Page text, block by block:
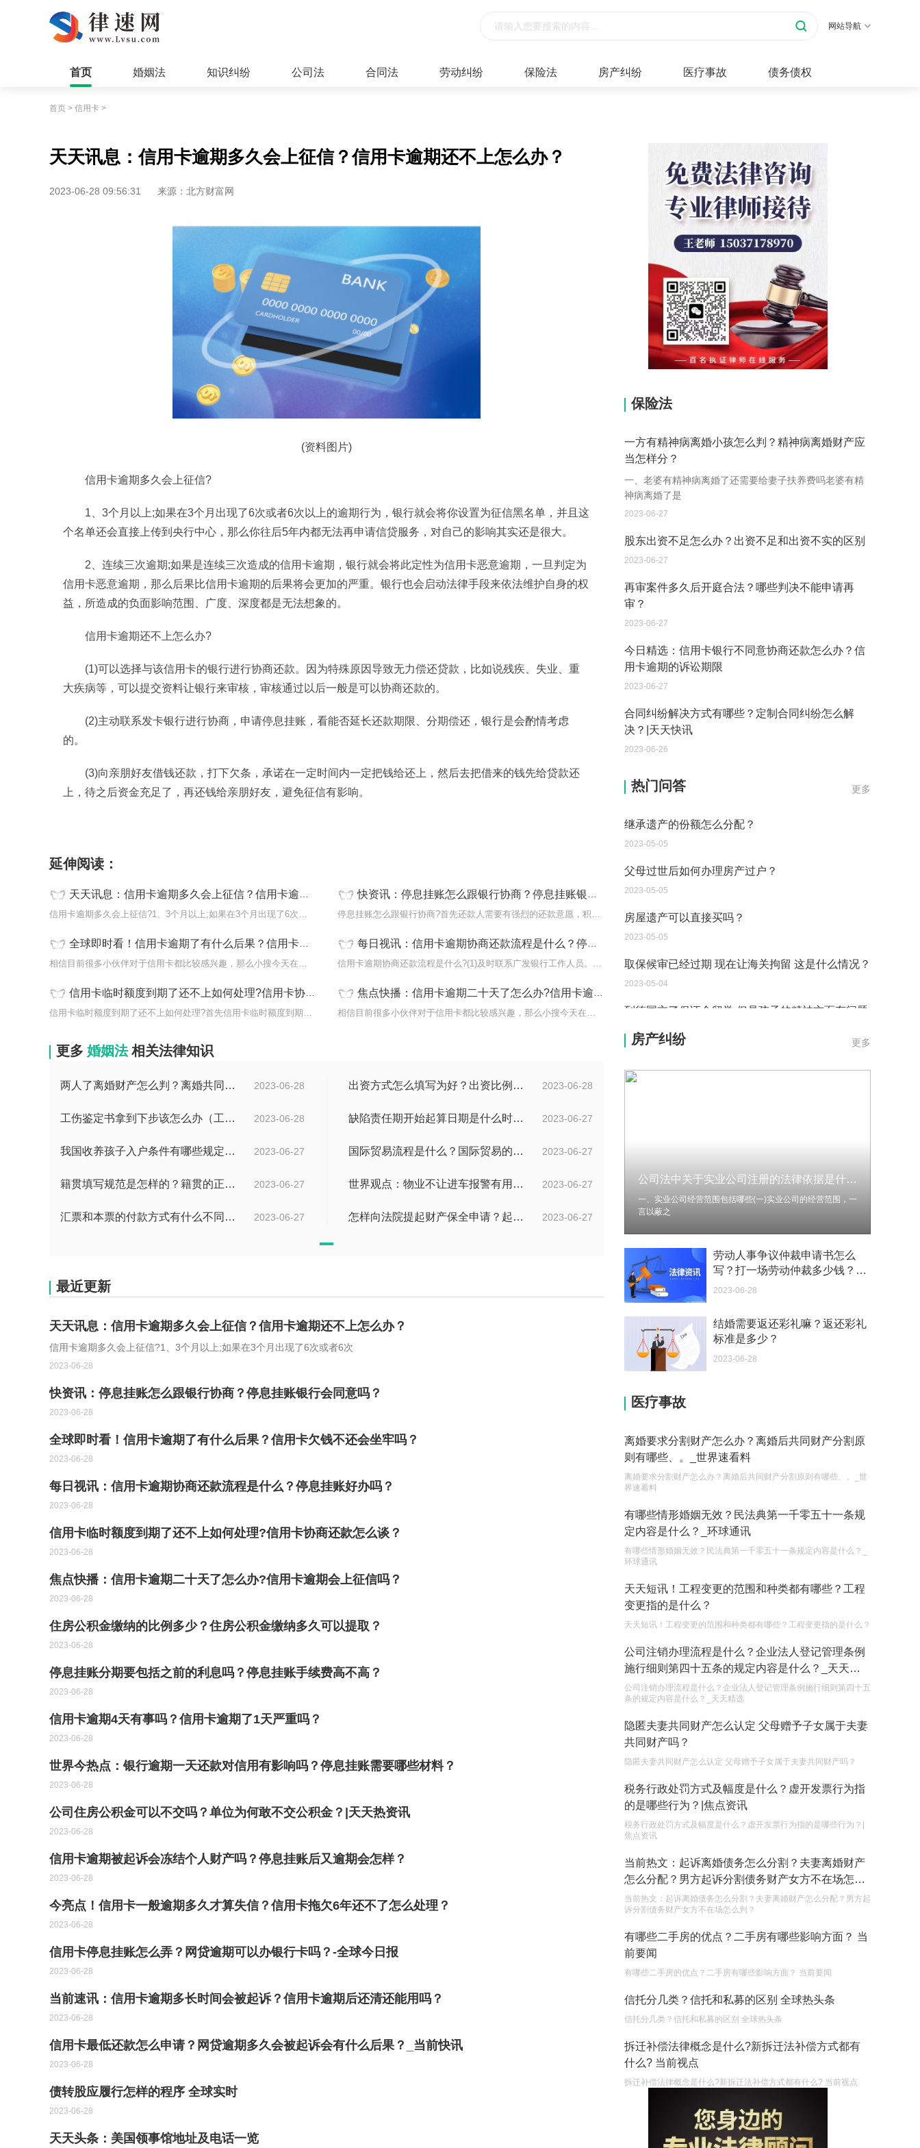
网站导航
首页 婚姻法 知识纠纷 公司法 合同法 劳动纠纷 保险法 房产纠纷 医疗事故 债务债权
首页 > 信用卡 >
天天讯息：信用卡逾期多久会上征信？信用卡逾期还不上怎么办？
2023-06-28 09:56:31 来源：北方财富网
(资料图片)
信用卡逾期多久会上征信?
1、3个月以上;如果在3个月出现了6次或者6次以上的逾期行为，银行就会将你设置为征信黑名单，并且这
个名单还会直接上传到央行中心，那么你往后5年内都无法再申请信贷服务，对自己的影响其实还是很大。
2、连续三次逾期;如果是连续三次造成的信用卡逾期，银行就会将此定性为信用卡恶意逾期，一旦判定为
信用卡恶意逾期，那么后果比信用卡逾期的后果将会更加的严重。银行也会启动法律手段来依法维护自身的权
益，所造成的负面影响范围、广度、深度都是无法想象的。
信用卡逾期还不上怎么办?
(1)可以选择与该信用卡的银行进行协商还款。因为特殊原因导致无力偿还贷款，比如说残疾、失业、重
大疾病等，可以提交资料让银行来审核，审核通过以后一般是可以协商还款的。
(2)主动联系发卡银行进行协商，申请停息挂账，看能否延长还款期限、分期偿还，银行是会酌情考虑
的。
(3)向亲朋好友借钱还款，打下欠条，承诺在一定时间内一定把钱给还上，然后去把借来的钱先给贷款还
上，待之后资金充足了，再还钱给亲朋好友，避免征信有影响。
延伸阅读：
天天讯息：信用卡逾期多久会上征信？信用卡逾期还不上怎么办？
信用卡逾期多久会上征信?1、3个月以上;如果在3个月出现了6次或者6次
快资讯：停息挂账怎么跟银行协商？停息挂账银行会同意吗？
停息挂账怎么跟银行协商?首先还款人需要有强烈的还款意愿，积极主动
全球即时看！信用卡逾期了有什么后果？信用卡欠钱不还会坐牢吗？
相信目前很多小伙伴对于信用卡都比较感兴趣，那么小搜今天在网上也
每日视讯：信用卡逾期协商还款流程是什么？停息挂账好办吗？
信用卡逾期协商还款流程是什么?(1)及时联系广发银行工作人员。持卡
信用卡临时额度到期了还不上如何处理?信用卡协商还款怎么谈？
信用卡临时额度到期了还不上如何处理?首先信用卡临时额度到期了并非
焦点快播：信用卡逾期二十天了怎么办?信用卡逾期会上征信吗？
相信目前很多小伙伴对于信用卡都比较感兴趣，那么小搜今天在网上也
更多 婚姻法 相关法律知识
2023-06-28
两人了离婚财产怎么判？离婚共同财产有哪些？_焦点快报 2023-06-28
出资方式怎么填写为好？出资比例怎么填写？
2023-06-28
工伤鉴定书拿到下步该怎么办（工伤鉴定后要是对伤残等级结论不服怎么办） 2023-06-27
缺陷责任期开始起算日期是什么时候？缺陷责任终止证书签发的必要条件是什么？
2023-06-27
我国收养孩子入户条件有哪些规定？办理收养登记的事实收养情况有几种？ 2023-06-27
国际贸易流程是什么？国际贸易的具体流程的内容都有哪些？
2023-06-27
籍贯填写规范是怎样的？籍贯的正确填写规范是什么？-天天微动态 2023-06-27
世界观点：物业不让进车报警有用吗？小区不让业主进车该怎么投诉？
2023-06-27
汇票和本票的付款方式有什么不同？汇票和本票包含的交易数有什么不同？ 环球今热点 2023-06-27
怎样向法院提起财产保全申请？起诉离婚能申请财产保全吗？_全球快播
最近更新
天天讯息：信用卡逾期多久会上征信？信用卡逾期还不上怎么办？
信用卡逾期多久会上征信?1、3个月以上;如果在3个月出现了6次或者6次
2023-06-28
快资讯：停息挂账怎么跟银行协商？停息挂账银行会同意吗？
2023-06-28
全球即时看！信用卡逾期了有什么后果？信用卡欠钱不还会坐牢吗？
2023-06-28
每日视讯：信用卡逾期协商还款流程是什么？停息挂账好办吗？
2023-06-28
信用卡临时额度到期了还不上如何处理?信用卡协商还款怎么谈？
2023-06-28
焦点快播：信用卡逾期二十天了怎么办?信用卡逾期会上征信吗？
2023-06-28
住房公积金缴纳的比例多少？住房公积金缴纳多久可以提取？
2023-06-28
停息挂账分期要包括之前的利息吗？停息挂账手续费高不高？
2023-06-28
信用卡逾期4天有事吗？信用卡逾期了1天严重吗？
2023-06-28
世界今热点：银行逾期一天还款对信用有影响吗？停息挂账需要哪些材料？
2023-06-28
公司住房公积金可以不交吗？单位为何敢不交公积金？|天天热资讯
2023-06-28
信用卡逾期被起诉会冻结个人财产吗？停息挂账后又逾期会怎样？
2023-06-28
今亮点！信用卡一般逾期多久才算失信？信用卡拖欠6年还不了怎么处理？
2023-06-28
信用卡停息挂账怎么弄？网贷逾期可以办银行卡吗？-全球今日报
2023-06-28
当前速讯：信用卡逾期多长时间会被起诉？信用卡逾期后还清还能用吗？
2023-06-28
信用卡最低还款怎么申请？网贷逾期多久会被起诉会有什么后果？_当前快讯
2023-06-28
债转股应履行怎样的程序 全球实时
2023-06-28
天天头条：美国领事馆地址及电话一览
保险法
一方有精神病离婚小孩怎么判？精神病离婚财产应
当怎样分？
一、老婆有精神病离婚了还需要给妻子扶养费吗老婆有精
神病离婚了是
2023-06-27
股东出资不足怎么办？出资不足和出资不实的区别
2023-06-27
再审案件多久后开庭合法？哪些判决不能申请再
审？
2023-06-27
今日精选：信用卡银行不同意协商还款怎么办？信
用卡逾期的诉讼期限
2023-06-27
合同纠纷解决方式有哪些？定制合同纠纷怎么解
决？|天天快讯
2023-06-26
更多
热门问答
遗产继承必须要公证吗？
继承遗产的份额怎么分配？
2023-05-05
父母过世后如何办理房产过户？
2023-05-05
房屋遗产可以直接买吗？
2023-05-05
取保候审已经过期 现在让海关拘留 这是什么情况？
2023-05-04
到德国交了保证金留学 但是孩子的精神方面有问题
2023-05-04
我想问一下申请护照需要带什么证件？
外国旅游签证可以在中国大使馆登记结婚吗？
2023-05-04
2023-05-04
你好 我想问一下外国人来这里工作没有护照该怎么
办？
如何续签居住证 我的1月7日到期
2023-05-04
关报案？
你好 我需要申请去美国结婚的签证 过程是什么？
代理权的产生原因是什么？当我国没有外贸经营权
的企业委托外贸公司进出口贸易时，相关当事人的
权利和责任是什么？
2023-05-04
单纯的遗产赠要缴税吗？
更多
房产纠纷
公司法中关于实业公司注册的法律依据是什么？中华人民共和国公司法第二十三条是什么？ 当前速看
一、实业公司经营范围包括哪些(一)实业公司的经营范围，一
言以蔽之
劳动人事争议仲裁申请书怎么
写？打一场劳动仲裁多少钱？_
全球今头条
2023-06-28
结婚需要返还彩礼嘛？返还彩礼
标准是多少？
2023-06-28
医疗事故
离婚要求分割财产怎么办？离婚后共同财产分割原
则有哪些、。_世界速看料
离婚要求分割财产怎么办？离婚后共同财产分割原则有哪些、。_世
界速看料
有哪些情形婚姻无效？民法典第一千零五十一条规
定内容是什么？_环球通讯
有哪些情形婚姻无效？民法典第一千零五十一条规定内容是什么？_
环球通讯
天天短讯！工程变更的范围和种类都有哪些？工程
变更指的是什么？
天天短讯！工程变更的范围和种类都有哪些？工程变更指的是什么？
公司注销办理流程是什么？企业法人登记管理条例
施行细则第四十五条的规定内容是什么？_天天精
选
公司注销办理流程是什么？企业法人登记管理条例施行细则第四十五
条的规定内容是什么？_天天精选
隐匿夫妻共同财产怎么认定 父母赠予子女属于夫妻
共同财产吗？
隐匿夫妻共同财产怎么认定 父母赠予子女属于夫妻共同财产吗？
税务行政处罚方式及幅度是什么？虚开发票行为指
的是哪些行为？|焦点资讯
税务行政处罚方式及幅度是什么？虚开发票行为指的是哪些行为？|
焦点资讯
当前热文：起诉离婚债务怎么分割？夫妻离婚财产
怎么分配？男方起诉分割债务财产女方不在场怎么
判？
当前热文：起诉离婚债务怎么分割？夫妻离婚财产怎么分配？男方起
诉分割债务财产女方不在场怎么判？
有哪些二手房的优点？二手房有哪些影响方面？ 当
前要闻
有哪些二手房的优点？二手房有哪些影响方面？ 当前要闻
信托分几类？信托和私募的区别 全球热头条
信托分几类？信托和私募的区别 全球热头条
拆迁补偿法律概念是什么?新拆迁法补偿方式都有
什么? 当前视点
拆迁补偿法律概念是什么?新拆迁法补偿方式都有什么? 当前视点